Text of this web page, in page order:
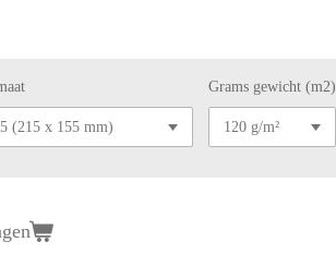
Grams gewicht (m2)